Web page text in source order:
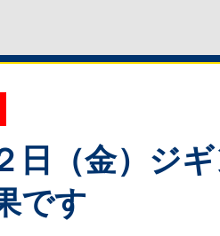
日（金）ジ
です